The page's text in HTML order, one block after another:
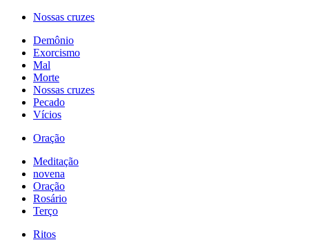
Nossas cruzes
Demônio
Exorcismo
Mal
Morte
Nossas cruzes
Pecado
Vícios
Oração
Meditação
novena
Oração
Rosário
Terço
Ritos